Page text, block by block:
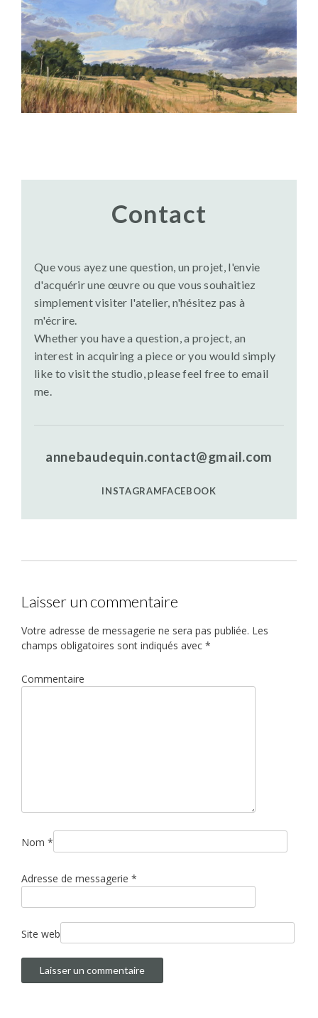
Contact
Que vous ayez une question, un projet, l'envie
d'acquérir une œuvre ou que vous souhaitiez
simplement visiter l'atelier, n'hésitez pas à
m'écrire.
Whether you have a question, a project, an
interest in acquiring a piece or you would simply
like to visit the studio, please feel free to email
me.
annebaudequin.contact@gmail.com
INSTAGRAMFACEBOOK
Laisser un commentaire
Votre adresse de messagerie ne sera pas publiée. Les
champs obligatoires sont indiqués avec *
Commentaire
Nom *
Adresse de messagerie *
Site web